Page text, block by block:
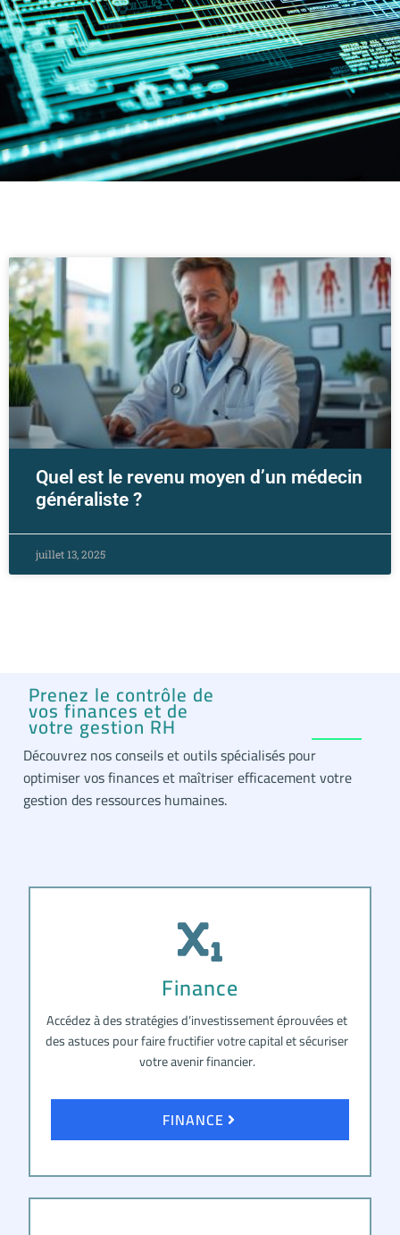
Quel est le revenu moyen d’un médecin
généraliste ?
juillet 13, 2025
Prenez le contrôle de
vos finances et de
votre gestion RH
Découvrez nos conseils et outils spécialisés pour
optimiser vos finances et maîtriser efficacement votre
gestion des ressources humaines.
Finance
Accédez à des stratégies d’investissement éprouvées et
des astuces pour faire fructifier votre capital et sécuriser
votre avenir financier.
FINANCE